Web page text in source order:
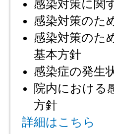
感染対策に関
感染対策のた
感染対策のた
基本方針
感染症の発生
院内における
方針
詳細はこちら